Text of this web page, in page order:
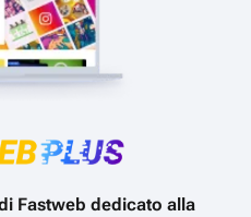
Fastweb dedicato alla